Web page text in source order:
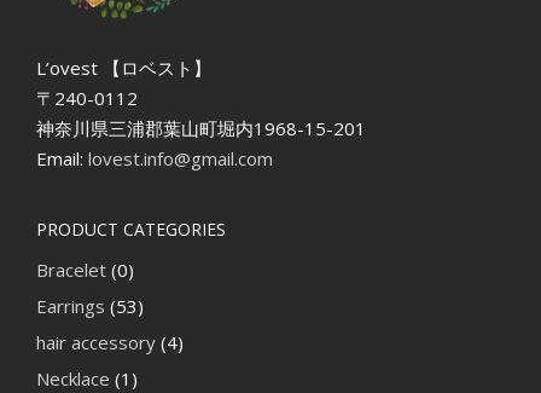
L’ovest 【ロベスト】
〒240-0112
神奈川県三浦郡葉山町堀内1968-15-201
Email: lovest.info@gmail.com
PRODUCT CATEGORIES
Bracelet (0)
Earrings (53)
hair accessory (4)
Necklace (1)